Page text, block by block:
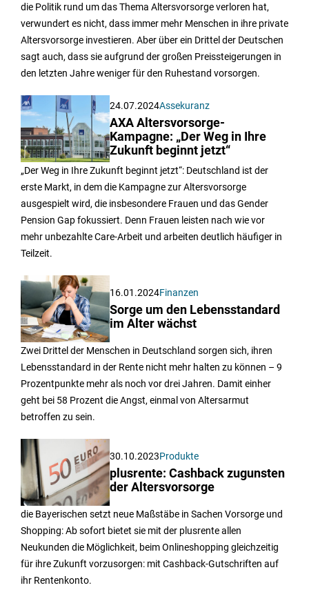
die Politik rund um das Thema Altersvorsorge verloren hat,
verwundert es nicht, dass immer mehr Menschen in ihre private
Altersvorsorge investieren. Aber über ein Drittel der Deutschen
sagt auch, dass sie aufgrund der großen Preissteigerungen in
den letzten Jahre weniger für den Ruhestand vorsorgen.
24.07.2024Assekuranz
AXA Altersvorsorge-
Kampagne: „Der Weg in Ihre
Zukunft beginnt jetzt“
„Der Weg in Ihre Zukunft beginnt jetzt“: Deutschland ist der
erste Markt, in dem die Kampagne zur Altersvorsorge
ausgespielt wird, die insbesondere Frauen und das Gender
Pension Gap fokussiert. Denn Frauen leisten nach wie vor
mehr unbezahlte Care-Arbeit und arbeiten deutlich häufiger in
Teilzeit.
16.01.2024Finanzen
Sorge um den Lebensstandard
im Alter wächst
Zwei Drittel der Menschen in Deutschland sorgen sich, ihren
Lebensstandard in der Rente nicht mehr halten zu können – 9
Prozentpunkte mehr als noch vor drei Jahren. Damit einher
geht bei 58 Prozent die Angst, einmal von Altersarmut
betroffen zu sein.
30.10.2023Produkte
plusrente: Cashback zugunsten
der Altersvorsorge
die Bayerischen setzt neue Maßstäbe in Sachen Vorsorge und
Shopping: Ab sofort bietet sie mit der plusrente allen
Neukunden die Möglichkeit, beim Onlineshopping gleichzeitig
für ihre Zukunft vorzusorgen: mit Cashback-Gutschriften auf
ihr Rentenkonto.